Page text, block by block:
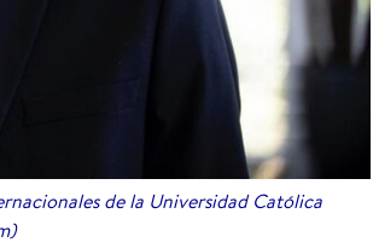
de la Universidad Católica